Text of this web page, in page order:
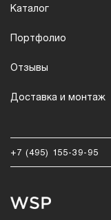
Каталог
Портфолио
Отзывы
Доставка и монтаж
+7 (495) 155-39-95